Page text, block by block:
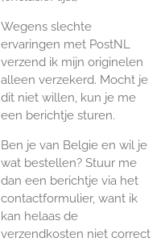
Wegens slechte
ervaringen met PostNL
verzend ik mijn originelen
alleen verzekerd. Mocht je
dit niet willen, kun je me
een berichtje sturen.
Ben je van Belgie en wil je
wat bestellen? Stuur me
dan een berichtje via het
contactformulier, want ik
kan helaas de
verzendkosten niet correct